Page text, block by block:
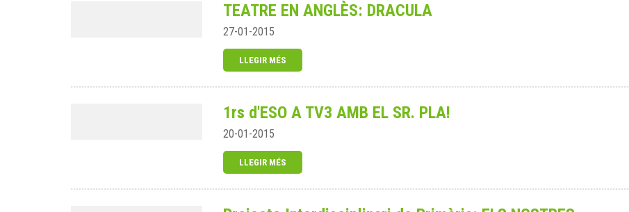
TEATRE EN ANGLÈS: DRACULA
27-01-2015
LLEGIR MÉS
1rs d'ESO A TV3 AMB EL SR. PLA!
20-01-2015
LLEGIR MÉS